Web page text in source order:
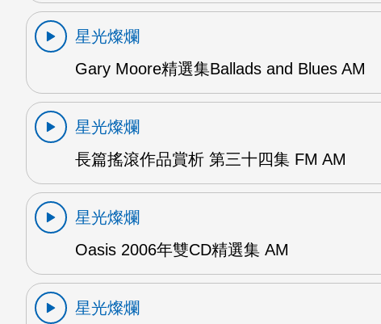
星光燦爛
Gary Moore精選集Ballads and Blues AM
星光燦爛
長篇搖滾作品賞析 第三十四集 FM AM
星光燦爛
Oasis 2006年雙CD精選集 AM
星光燦爛